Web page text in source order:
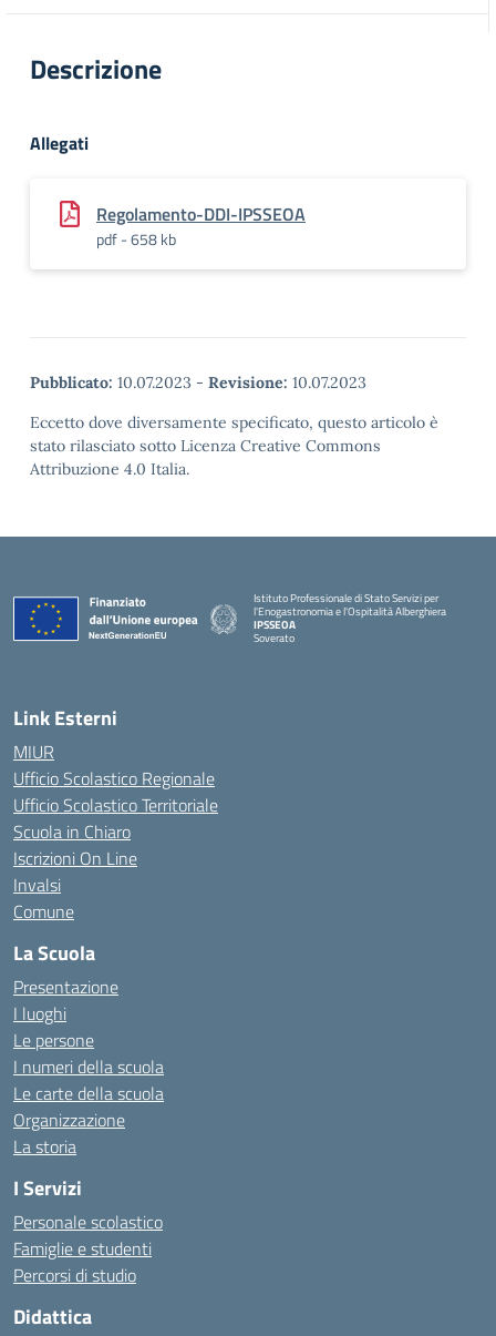
Descrizione
Allegati
Regolamento-DDI-IPSSEOA
pdf - 658 kb
Pubblicato: 10.07.2023 - Revisione: 10.07.2023
Eccetto dove diversamente specificato, questo articolo è
stato rilasciato sotto Licenza Creative Commons
Attribuzione 4.0 Italia.
Istituto Professionale di Stato Servizi per
l'Enogastronomia e l'Ospitalità Alberghiera
IPSSEOA
Soverato
Link Esterni
MIUR
Ufficio Scolastico Regionale
Ufficio Scolastico Territoriale
Scuola in Chiaro
Iscrizioni On Line
Invalsi
Comune
La Scuola
Presentazione
I luoghi
Le persone
I numeri della scuola
Le carte della scuola
Organizzazione
La storia
I Servizi
Personale scolastico
Famiglie e studenti
Percorsi di studio
Didattica